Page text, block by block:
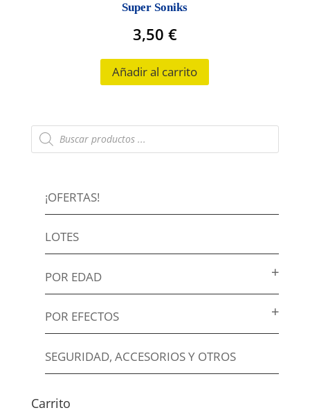
Super Soniks
3,50 €
Añadir al carrito
Búsqueda
de
productos
¡OFERTAS!
LOTES
POR EDAD
POR EFECTOS
SEGURIDAD, ACCESORIOS Y OTROS
Carrito